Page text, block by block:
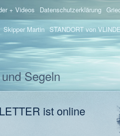
+ Videos Datenschutzerklärung
Skipper Martin STANDORT von
Segeln
ist online